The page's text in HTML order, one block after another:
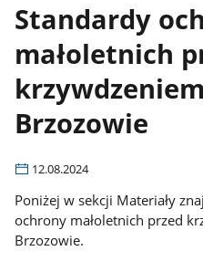
Standardy
małoletnich
Brzozowie
12.08.2024
Poniżej w sekcji Materiały
ochrony małoletnich przed
Brzozowie.